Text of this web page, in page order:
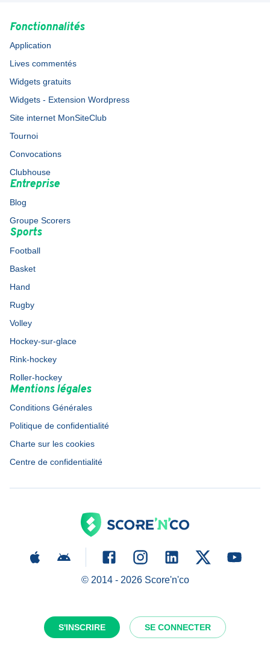
S'INSCRIRE SE CONNECTER
Fonctionnalités
Application
Lives commentés
Widgets gratuits
Widgets - Extension Wordpress
Site internet MonSiteClub
Tournoi
Convocations
Clubhouse
Entreprise
Blog
Groupe Scorers
Sports
Football
Basket
Hand
Rugby
Volley
Hockey-sur-glace
Rink-hockey
Roller-hockey
Mentions légales
Conditions Générales
Politique de confidentialité
Charte sur les cookies
Centre de confidentialité
© 2014 - 2026Score'n'co